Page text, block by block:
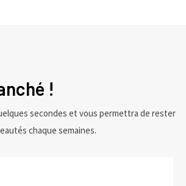
!
secondes et vous permettra de rester
chaque semaines.